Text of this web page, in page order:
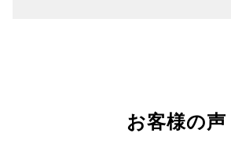
お客様の声